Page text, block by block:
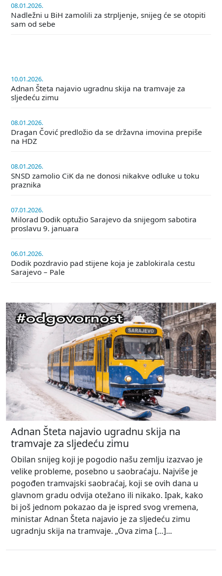
08.01.2026.
Nadležni u BiH zamolili za strpljenje, snijeg će se otopiti
sam od sebe
10.01.2026.
Adnan Šteta najavio ugradnu skija na tramvaje za
sljedeću zimu
08.01.2026.
Dragan Čović predložio da se državna imovina prepiše
na HDZ
08.01.2026.
SNSD zamolio CiK da ne donosi nikakve odluke u toku
praznika
07.01.2026.
Milorad Dodik optužio Sarajevo da snijegom sabotira
proslavu 9. januara
06.01.2026.
Dodik pozdravio pad stijene koja je zablokirala cestu
Sarajevo – Pale
Adnan Šteta najavio ugradnu skija na
tramvaje za sljedeću zimu
Obilan snijeg koji je pogodio našu zemlju izazvao je
velike probleme, posebno u saobraćaju. Najviše je
pogođen tramvajski saobraćaj, koji se ovih dana u
glavnom gradu odvija otežano ili nikako. Ipak, kako
bi još jednom pokazao da je ispred svog vremena,
ministar Adnan Šteta najavio je za sljedeću zimu
ugradnju skija na tramvaje. „Ova zima […]...